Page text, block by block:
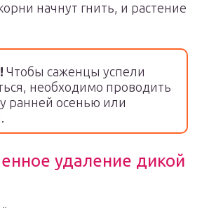
начнут гнить, и растение
Чтобы саженцы успели
необходимо проводить
ранней осенью или
удаление дикой